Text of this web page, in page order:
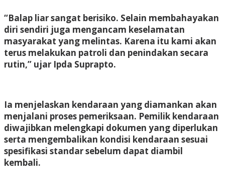
“Balap liar sangat berisiko. Selain membahayakan
diri sendiri juga mengancam keselamatan
masyarakat yang melintas. Karena itu kami akan
terus melakukan patroli dan penindakan secara
rutin,” ujar Ipda Suprapto.
Ia menjelaskan kendaraan yang diamankan akan
menjalani proses pemeriksaan. Pemilik kendaraan
diwajibkan melengkapi dokumen yang diperlukan
serta mengembalikan kondisi kendaraan sesuai
spesifikasi standar sebelum dapat diambil
kembali.